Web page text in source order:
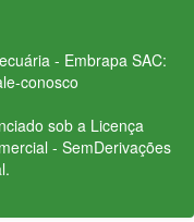
- Embrapa SAC:
conosco
sob a Licença
- SemDerivações